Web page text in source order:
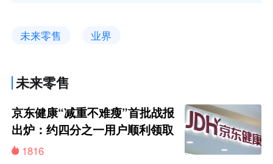
未来零售 业界
未来零售
京东健康“减重不难瘦”首批战报
出炉：约四分之一用户顺利领取
200元挑战金
1816